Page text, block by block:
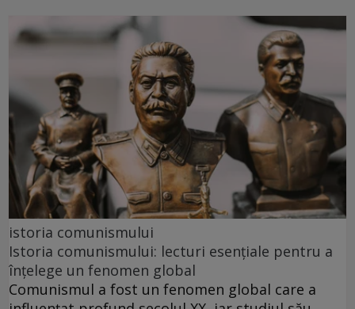
istoria comunismului
Istoria comunismului: lecturi esențiale pentru a
înțelege un fenomen global
Comunismul a fost un fenomen global care a